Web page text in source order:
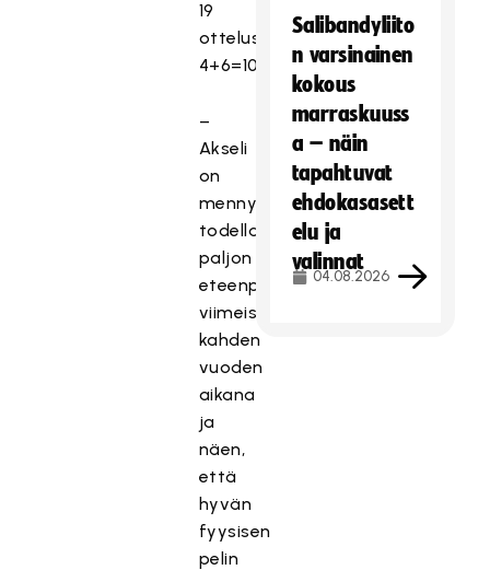
19
ottelussa
4+6=10.
–
Akseli
on
mennyt
todella
paljon
eteenpäin
viimeisen
kahden
vuoden
aikana
ja
näen,
että
hyvän
fyysisen
pelin
Salibandyliito
n varsinainen
kokous
marraskuuss
a – näin
tapahtuvat
ehdokasasett
elu ja
valinnat
04.08.2026